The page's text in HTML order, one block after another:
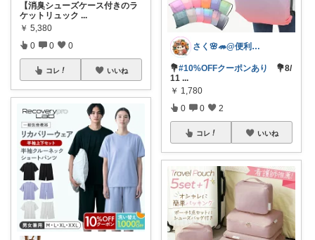
【消臭シューズケース付きのラ
ケットリュック ...
￥ 5,380
0 0 0
コレ いいね
さく🌸🦔@便利でかわいいを探す旅
💐#10%OFFクーポンあり
💐8/
11 ...
￥ 1,780
0 0 2
コレ いいね